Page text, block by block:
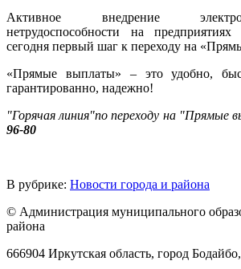
Активное внедрение
нетрудоспособности на
сегодня первый шаг к переходу на
«Прямые выплаты» – это удобно,
гарантированно, надежно!
"Горячая линия"по переходу на "Прямые
96-80
В рубрике: Новости города и района
© Администрация муниципального
района
666904 Иркутская область, город